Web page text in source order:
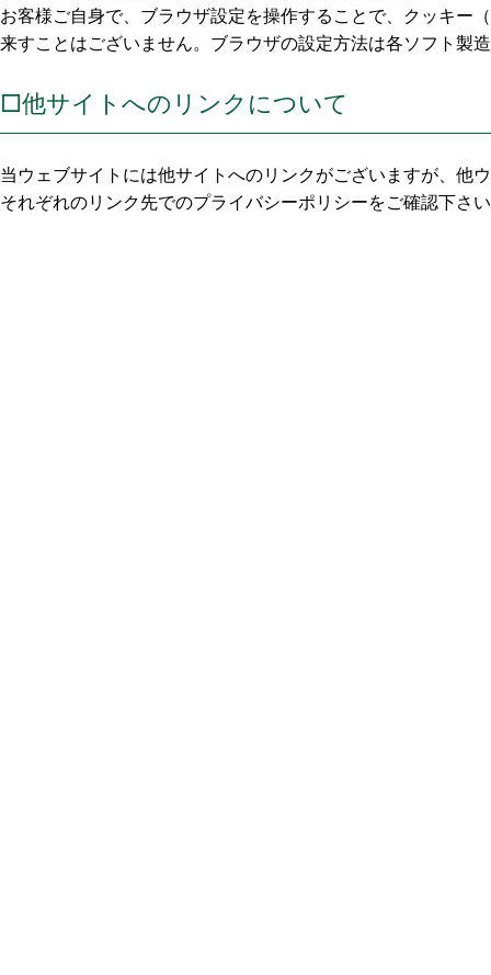
お客様ご自身で、ブラウザ設定を操作することで、クッキ
来すことはございません。ブラウザの設定方法は各ソフト製
□他サイトへのリンクについて
当ウェブサイトには他サイトへのリンクがございますが、他
それぞれのリンク先でのプライバシーポリシーをご確認下さ